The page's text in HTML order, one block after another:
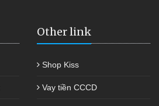
Other link
Shop Kiss
Vay tiền CCCD